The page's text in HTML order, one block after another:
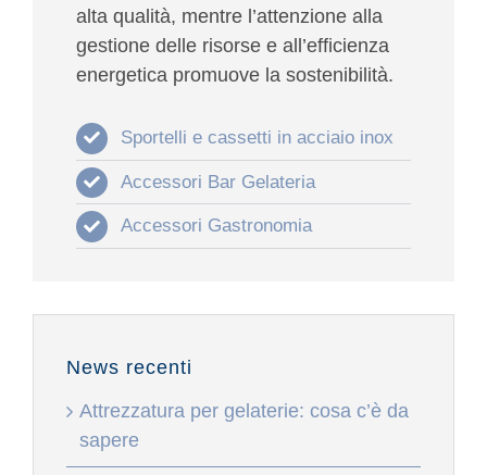
alta qualità, mentre l’attenzione alla
gestione delle risorse e all’efficienza
energetica promuove la sostenibilità.
Sportelli e cassetti in acciaio inox
Accessori Bar Gelateria
Accessori Gastronomia
News recenti
Attrezzatura per gelaterie: cosa c’è da
sapere